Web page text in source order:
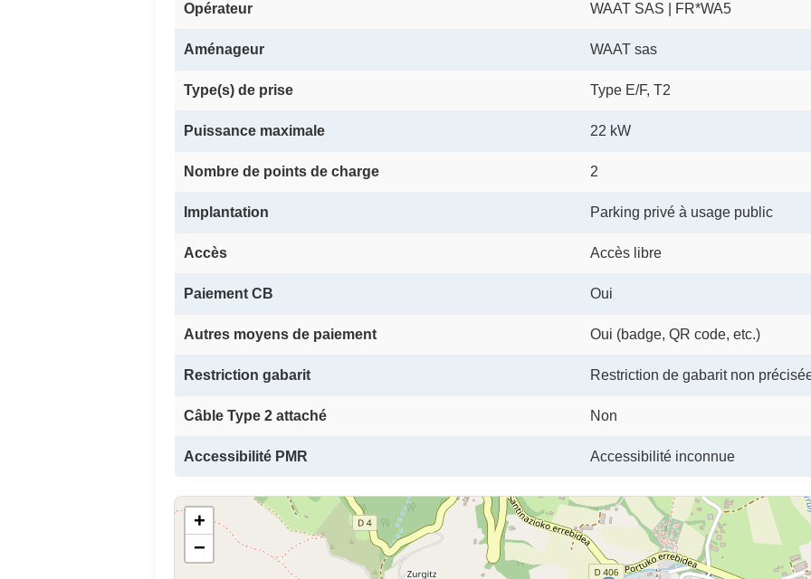
Opérateur WAAT SAS | FR*WA5
Aménageur WAAT sas
Type(s) de prise Type E/F, T2
Puissance maximale 22 kW
Nombre de points de charge 2
Implantation Parking privé à usage public
Accès Accès libre
Paiement CB Oui
Autres moyens de paiement Oui (badge, QR code, etc.)
Restriction gabarit Restriction de gabarit non
Câble Type 2 attaché Non
Accessibilité PMR Accessibilité inconnue
+
−